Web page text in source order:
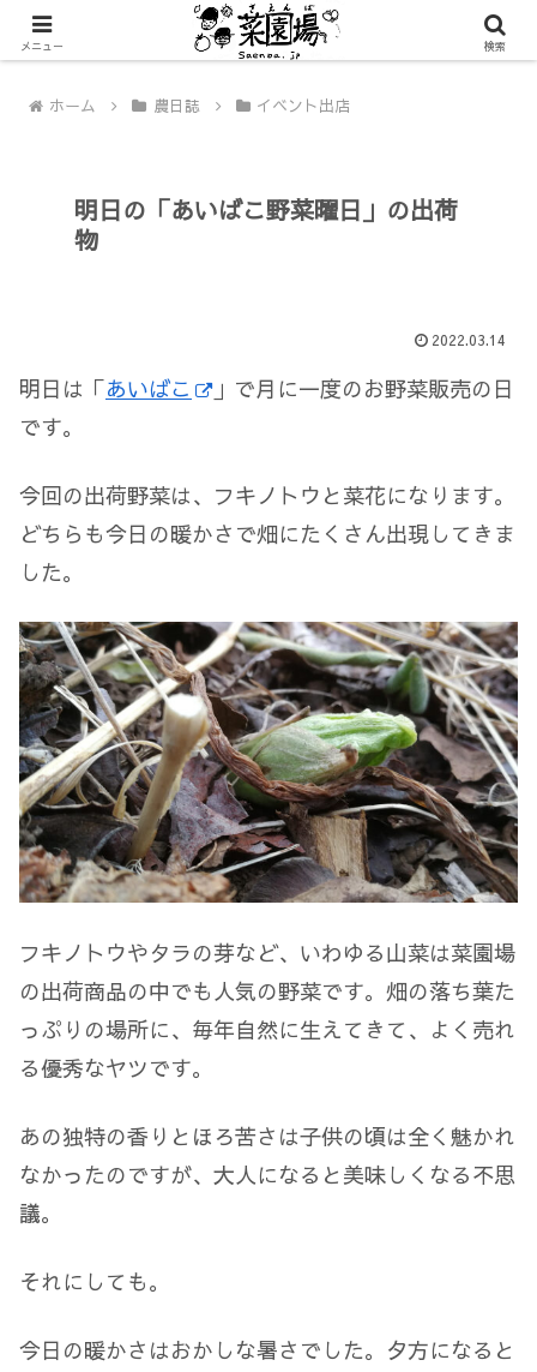
ホーム 農日誌 イベント出店
明日の「あいばこ野菜曜日」の出荷
物
2022.03.14
明日は「あいばこ
」で月に一度のお野菜販売の日
です。
今回の出荷野菜は、フキノトウと菜花になります。
どちらも今日の暖かさで畑にたくさん出現してきま
した。
フキノトウやタラの芽など、いわゆる山菜は菜園場
の出荷商品の中でも人気の野菜です。畑の落ち葉た
っぷりの場所に、毎年自然に生えてきて、よく売れ
る優秀なヤツです。
あの独特の香りとほろ苦さは子供の頃は全く魅かれ
なかったのですが、大人になると美味しくなる不思
議。
それにしても。
今日の暖かさはおかしな暑さでした。夕方になると
メニュー 検索